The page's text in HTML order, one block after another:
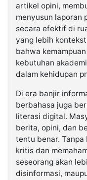
artikel opini,
menyusun laporan
secara efektif di
yang lebih
bahwa
kebutuhan
dalam kehidupan
Di era banjir
berbahasa juga
literasi digital.
berita, opini, dan
tentu benar. Tanpa
kritis dan
seseorang akan
disinformasi,